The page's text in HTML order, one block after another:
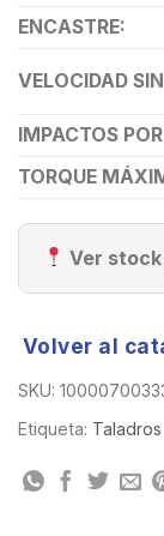
ENCASTRE:
VELOCIDAD
IMPACTOS
TORQUE
Ver
Volver al
SKU:
Etiqueta: Taladros